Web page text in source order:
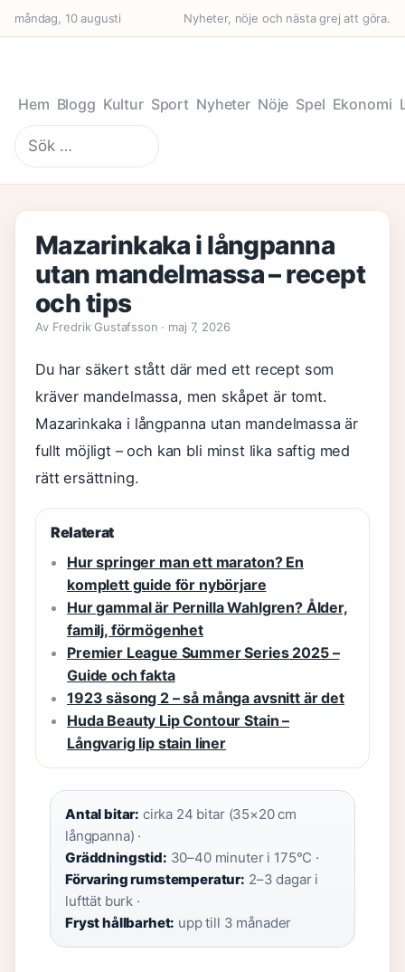
måndag, 10 augusti Nyheter, nöje och nästa grej att göra.
Hem Blogg Kultur Sport Nyheter Nöje Spel Ekonomi
Sök
efter:
Mazarinkaka i långpanna
utan mandelmassa – recept
och tips
Av Fredrik Gustafsson · maj 7, 2026
Du har säkert stått där med ett recept som
kräver mandelmassa, men skåpet är tomt.
Mazarinkaka i långpanna utan mandelmassa är
fullt möjligt – och kan bli minst lika saftig med
rätt ersättning.
Relaterat
Hur springer man ett maraton? En
komplett guide för nybörjare
Hur gammal är Pernilla Wahlgren? Ålder,
familj, förmögenhet
Premier League Summer Series 2025 –
Guide och fakta
1923 säsong 2 – så många avsnitt är det
Huda Beauty Lip Contour Stain –
Långvarig lip stain liner
Antal bitar: cirka 24 bitar (35×20 cm
långpanna) ·
Gräddningstid: 30–40 minuter i 175°C ·
Förvaring rumstemperatur: 2–3 dagar i
lufttät burk ·
Fryst hållbarhet: upp till 3 månader